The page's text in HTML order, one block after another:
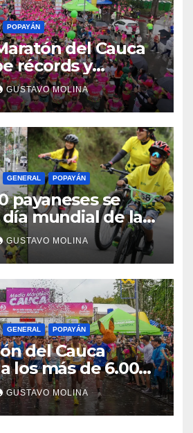
POPAYÁN
del Cauca
récords y
economía
GUSTAVO MOLINA
GENERAL POPAYÁN
payaneses se
mundial de la
GUSTAVO MOLINA
GENERAL POPAYÁN
del Cauca
los más de 6.000
por el éxito
Media Maratón
GUSTAVO MOLINA